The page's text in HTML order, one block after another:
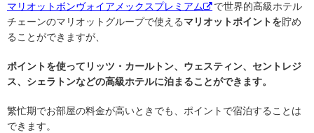
マリオットボンヴォイアメックスプレミアム
で世界的高級ホテル
チェーンのマリオットグループで使えるマリオットポイントを貯め
ることができますが、
ポイントを使ってリッツ・カールトン、ウェスティン、セントレジ
ス、シェラトンなどの高級ホテルに泊まることができます。
繁忙期でお部屋の料金が高いときでも、ポイントで宿泊することは
できます。